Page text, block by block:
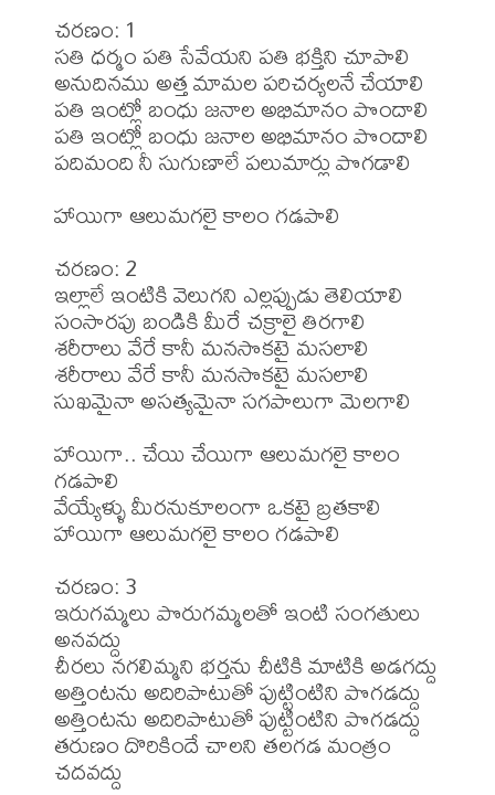
చరణం: 1
సతి ధర్మం పతి సేవేయని పతి భక్తిని చూపాలి
అనుదినము అత్త మామల పరిచర్యలనే చేయాలి
పతి ఇంట్లో బంధు జనాల అభిమానం పొందాలి
పతి ఇంట్లో బంధు జనాల అభిమానం పొందాలి
పదిమంది నీ సుగుణాలే పలుమార్లు పొగడాలి
హాయిగా ఆలుమగలై కాలం గడపాలి
చరణం: 2
ఇల్లాలే ఇంటికి వెలుగని ఎల్లప్పుడు తెలియాలి
సంసారపు బండికి మీరే చక్రాలై తిరగాలి
శరీరాలు వేరే కానీ మనసొకటై మసలాలి
శరీరాలు వేరే కానీ మనసొకటై మసలాలి
సుఖమైనా అసత్యమైనా సగపాలుగా మెలగాలి
హాయిగా.. చేయి చేయిగా ఆలుమగలై కాలం
గడపాలి
వేయ్యేళ్ళు మీరనుకూలంగా ఒకటై బ్రతకాలి
హాయిగా ఆలుమగలై కాలం గడపాలి
చరణం: 3
ఇరుగమ్మలు పొరుగమ్మలతో ఇంటి సంగతులు
అనవద్దు
చీరలు నగలిమ్మని భర్తను చీటికి మాటికి అడగద్దు
అత్తింటను అదిరిపాటుతో పుట్టింటిని పొగడద్దు
అత్తింటను అదిరిపాటుతో పుట్టింటిని పొగడద్దు
తరుణం దొరికిందే చాలని తలగడ మంత్రం
చదవద్దు